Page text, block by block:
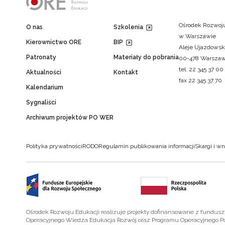
O nas
Kierownictwo ORE
Patronaty
Aktualności
Kalendarium
Sygnaliści
Archiwum projektów PO WER
Szkolenia
BIP
Materiały do pobrania
Kontakt
Ośrodek
w Warszawie
Aleje
00-478
tel. 22 345 37 00
fax 22 345 37 70
Polityka prywatnościRODORegulamin publikowania informacjiSkargi i
Ośrodek Rozwoju Edukacji realizuje projekty dofinansowane z
Operacyjnego Wiedza Edukacja Rozwój oraz Programu Operacyjnego